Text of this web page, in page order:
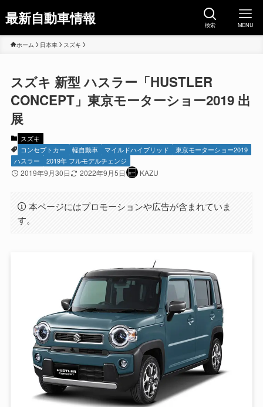
最新自動車情報 検索 MENU
ホーム 日本車 スズキ
スズキ 新型 ハスラー「HUSTLER
CONCEPT」東京モーターショー2019 出
展
スズキ
コンセプトカー
軽自動車 マイルドハイブリッド
東京モーターショー2019
ハスラー
2019年 フルモデルチェンジ
2019年9月30日 2022年9月5日 KAZU
本ページにはプロモーションや広告が含まれていま
す。